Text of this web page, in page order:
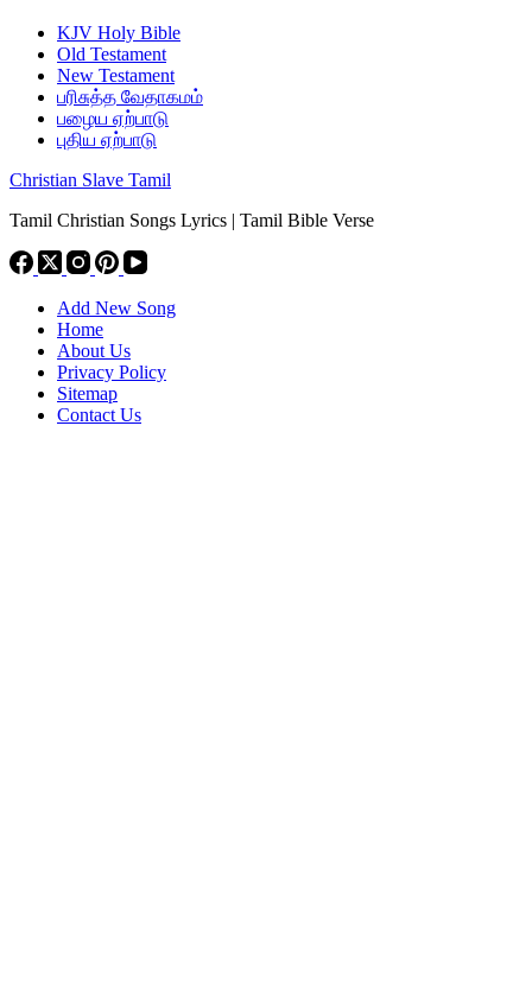
KJV Holy Bible
Old Testament
New Testament
பரிசுத்த வேதாகமம்
பழைய ஏற்பாடு
புதிய ஏற்பாடு
Christian Slave Tamil
Tamil Christian Songs Lyrics | Tamil Bible Verse
Add New Song
Home
About Us
Privacy Policy
Sitemap
Contact Us